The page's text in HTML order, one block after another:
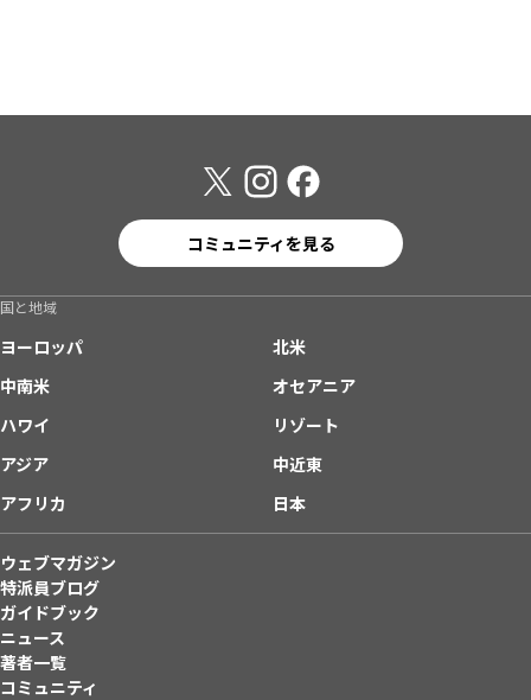
コミュニティを見る
国と地域
ヨーロッパ
北米
中南米
オセアニア
ハワイ
リゾート
アジア
中近東
アフリカ
日本
ウェブマガジン
特派員ブログ
ガイドブック
ニュース
著者一覧
コミュニティ